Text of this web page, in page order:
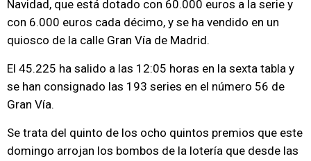
Navidad, que está dotado con 60.000 euros a la serie y
con 6.000 euros cada décimo, y se ha vendido en un
quiosco de la calle Gran Vía de Madrid.
El 45.225 ha salido a las 12:05 horas en la sexta tabla y
se han consignado las 193 series en el número 56 de
Gran Vía.
Se trata del quinto de los ocho quintos premios que este
domingo arrojan los bombos de la lotería que desde las